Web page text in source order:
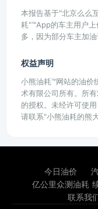
本报告基于"北京么么
耗"™App的车主用户
多，因为部分车主加
权益声明
小熊油耗™网站的油价
术有限公司所有。所
的授权。未经许可使
请联系"小熊油耗的熊
今日油价
亿公里众测油耗
联系我